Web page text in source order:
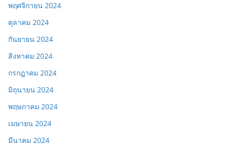
พฤศจิกายน 2024
ตุลาคม 2024
กันยายน 2024
สิงหาคม 2024
กรกฎาคม 2024
มิถุนายน 2024
พฤษภาคม 2024
เมษายน 2024
มีนาคม 2024